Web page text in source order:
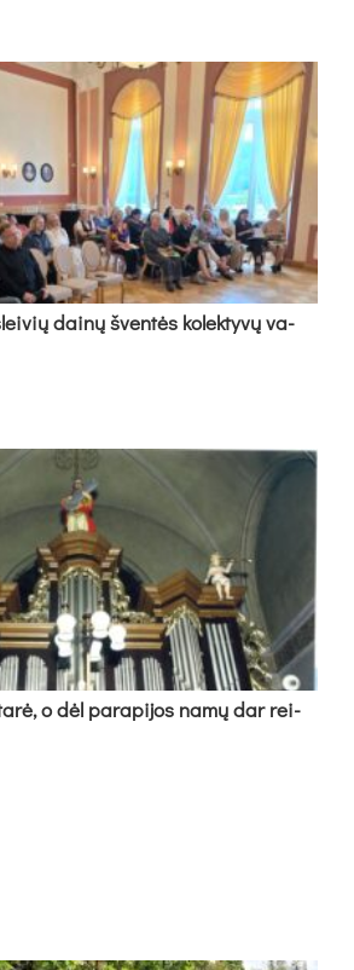
dai­nų šven­tės ko­lek­ty­vų va­
o dėl pa­ra­pi­jos na­mų dar rei­